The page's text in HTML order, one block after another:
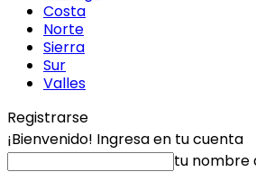
Costa
Norte
Sierra
Sur
Valles
Registrarse
¡Bienvenido! Ingresa en tu cuenta
tu nombre